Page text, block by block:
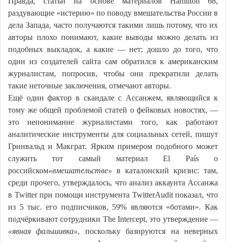
раздувающие «истерию» по поводу вмешательства России в
дела Запада, часто получаются такими лишь потому, что их
авторы плохо понимают, какие выводы можно делать из
подобных выкладок, а какие — нет; дошло до того, что
один из создателей сайта сам обратился к американским
журналистам, попросив, чтобы они прекратили делать
такие неточные заключения, отмечают авторы.
Ещё один фактор в скандале с Ассанжем, являющийся к
тому же общей проблемой статей о фейковых новостях, —
это непонимание журналистами того, как работают
аналитические инструменты для социальных сетей, пишут
Гринвальд и Макграт. Ярким примером подобного может
служить тот самый материал El País о
российском«вмешательстве» в каталонский кризис: там,
среди прочего, утверждалось, что анализ аккаунта Ассанжа
в Twitter при помощи инструмента TwitterAudit показал, что
из 5 тыс. его подписчиков, 59% являются «ботами». Как
подчёркивают сотрудники The Intercept, это утверждение —
«явная фальшивка», поскольку базируются на неверных